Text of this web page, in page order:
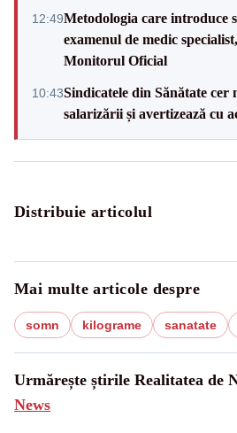
12:49Metodologia care introduce
examenul de medic
Monitorul Oficial
10:43Sindicatele din Sănătate cer
salarizării și avertizează cu
Distribuie articolul
Mai multe articole despre
somn kilograme sanatate
Urmărește știrile Realitatea de
News